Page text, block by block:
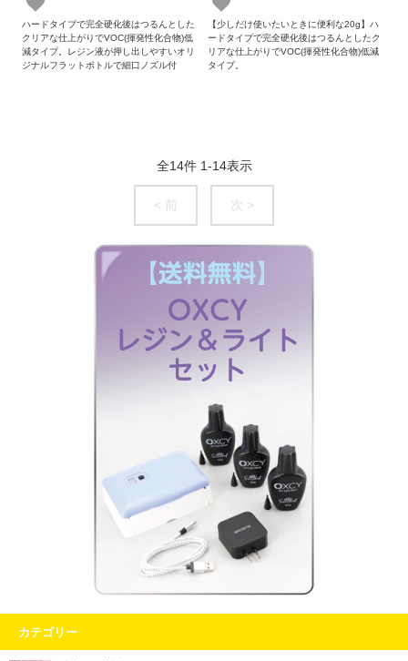
ハードタイプで完全硬化後はつるんとした
クリアな仕上がりでVOC(揮発性化合物)低
減タイプ。レジン液が押し出しやすいオリ
ジナルフラットボトルで細口ノズル付
【少しだけ使いたいときに便利な20g】ハ
ードタイプで完全硬化後はつるんとしたク
リアな仕上がりでVOC(揮発性化合物)低減
タイプ。
全14件 1-14表示
< 前 次 >
カテゴリー